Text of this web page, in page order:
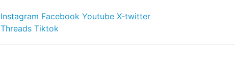
Instagram Facebook Youtube X-twitter
Threads Tiktok